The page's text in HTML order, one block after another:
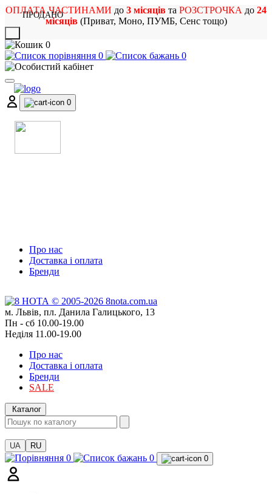
ОПЛАТА ЧАСТИНАМИ до 3 місяців та РОЗСТРОЧКА до 24
місяців(Приват, Моно, ПУМБ, Сенс тощо)
0
0
0
0
Про нас
Доставка і оплата
Бренди
м. Львів, пл. Данила Галицького, 13
Пн - сб 10.00-19.00
Неділя 11.00-19.00
Про нас
Доставка і оплата
Бренди
SALE
Каталог
UA RU
0 0 0
ПРОДАНО